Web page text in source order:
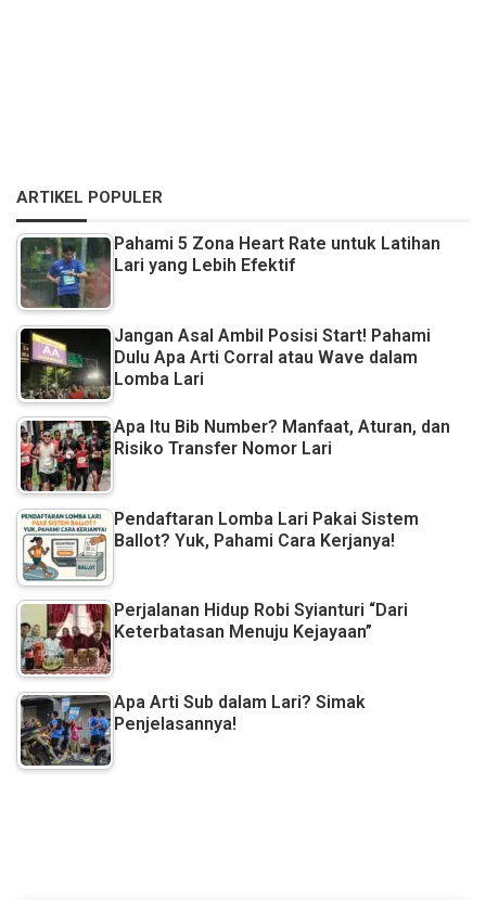
ARTIKEL POPULER
Pahami 5 Zona Heart Rate untuk Latihan
Lari yang Lebih Efektif
Jangan Asal Ambil Posisi Start! Pahami
Dulu Apa Arti Corral atau Wave dalam
Lomba Lari
Apa Itu Bib Number? Manfaat, Aturan, dan
Risiko Transfer Nomor Lari
Pendaftaran Lomba Lari Pakai Sistem
Ballot? Yuk, Pahami Cara Kerjanya!
Perjalanan Hidup Robi Syianturi “Dari
Keterbatasan Menuju Kejayaan”
Apa Arti Sub dalam Lari? Simak
Penjelasannya!